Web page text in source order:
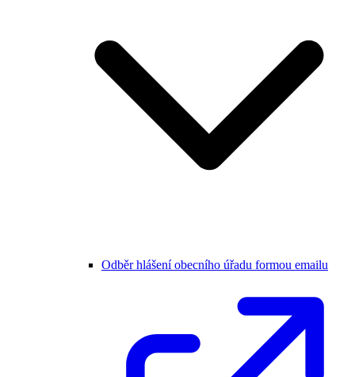
Odběr hlášení obecního úřadu formou emailu